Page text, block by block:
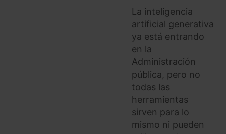
La inteligencia
artificial generativa
ya está entrando
en la
Administración
pública, pero no
todas las
herramientas
sirven para lo
mismo ni pueden